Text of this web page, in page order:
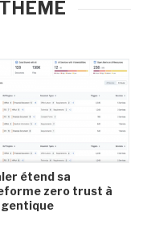
étend sa
zero trust à